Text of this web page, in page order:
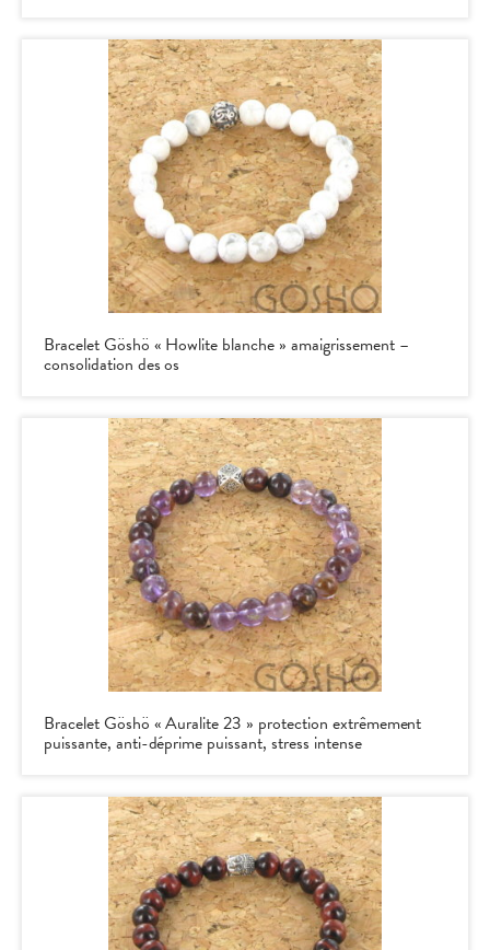
Bracelet Göshö « Howlite blanche » amaigrissement –
consolidation des os
Bracelet Göshö « Auralite 23 » protection extrêmement
puissante, anti-déprime puissant, stress intense